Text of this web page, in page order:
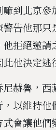
到北京參
告他那只
拒絕邀請
他決定逃
赫魯，西
以維持他
式會讓他